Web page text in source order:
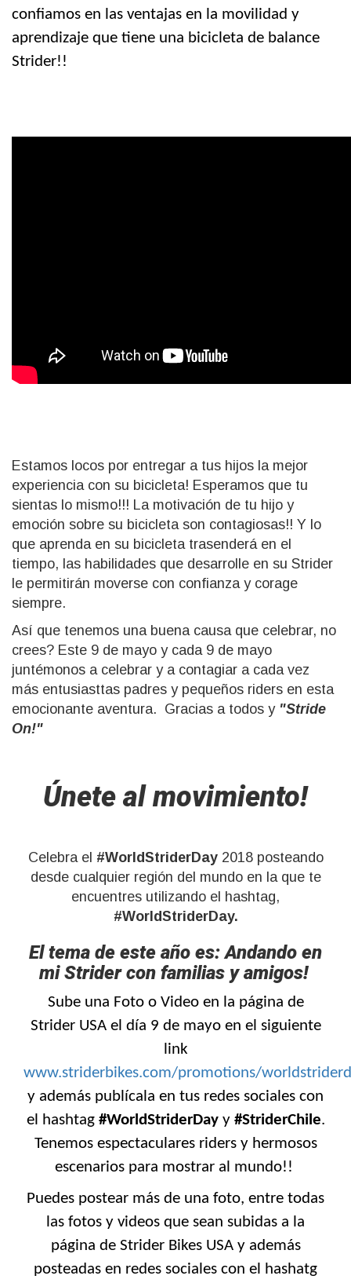
confiamos en las ventajas en la movilidad y
aprendizaje que tiene una bicicleta de balance
Strider!!
Estamos locos por entregar a tus hijos la mejor
experiencia con su bicicleta! Esperamos que tu
sientas lo mismo!!! La motivación de tu hijo y
emoción sobre su bicicleta son contagiosas!! Y lo
que aprenda en su bicicleta trasenderá en el
tiempo, las habilidades que desarrolle en su Strider
le permitirán moverse con confianza y corage
siempre.
Así que tenemos una buena causa que celebrar, no
crees? Este 9 de mayo y cada 9 de mayo
juntémonos a celebrar y a contagiar a cada vez
más entusiasttas padres y pequeños riders en esta
emocionante aventura. Gracias a todos y "Stride
On!"
Únete al movimiento!
Celebra el #WorldStriderDay2018 posteando
desde cualquier región del mundo en la que te
encuentres utilizando el hashtag,
#WorldStriderDay.
El tema de este año es: Andando en
mi Strider con familias y amigos!
Sube una Foto o Video en la página de
Strider USA el día 9 de mayo en el siguiente
link
www.striderbikes.com/promotions/
y además publícala en tus redes sociales con
el hashtag #WorldStriderDay y#StriderChile.
Tenemos espectaculares riders y hermosos
escenarios para mostrar al mundo!!
Puedes postear más de una foto, entre todas
las fotos y videos que sean subidas a la
página de Strider Bikes USA y además
posteadas en redes sociales con el hashatg